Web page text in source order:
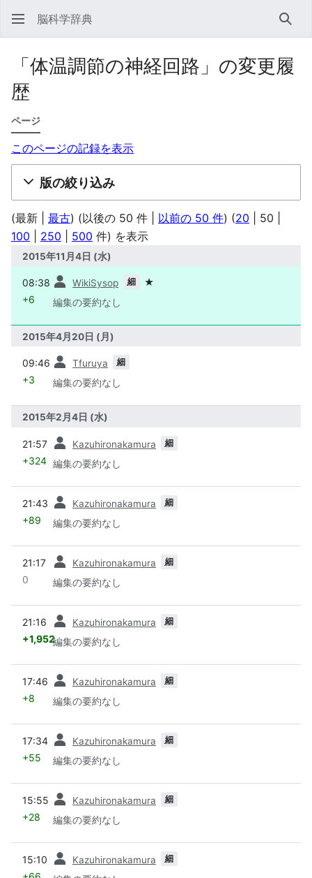
脳科学辞典 検索
「体温調節の神経回路」の変更履
歴
ページ
このページの記録を表示
版の絞り込み
(最新 最古) (以後の 50 件 以前の 50 件) (20 50
100
250 500 件) を表示
2015年11月4日 (水)
08:38 WikiSysop 細
+6 編集の要約なし
★
2015年4月20日 (月)
09:46 Tfuruya 細
+3 編集の要約なし
2015年2月4日 (水)
21:57 Kazuhironakamura 細
+324 編集の要約なし
21:43 Kazuhironakamura 細
+89 編集の要約なし
21:17 Kazuhironakamura 細
0 編集の要約なし
21:16 Kazuhironakamura 細
+1,952編集の要約なし
17:46 Kazuhironakamura 細
+8 編集の要約なし
17:34 Kazuhironakamura 細
+55 編集の要約なし
15:55 Kazuhironakamura 細
+28 編集の要約なし
15:10 Kazuhironakamura 細